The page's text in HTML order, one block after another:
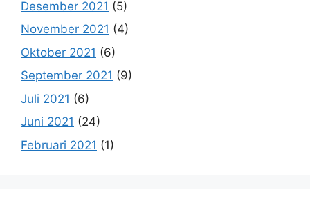
Desember 2021 (5)
November 2021 (4)
Oktober 2021 (6)
September 2021 (9)
Juli 2021 (6)
Juni 2021 (24)
Februari 2021 (1)